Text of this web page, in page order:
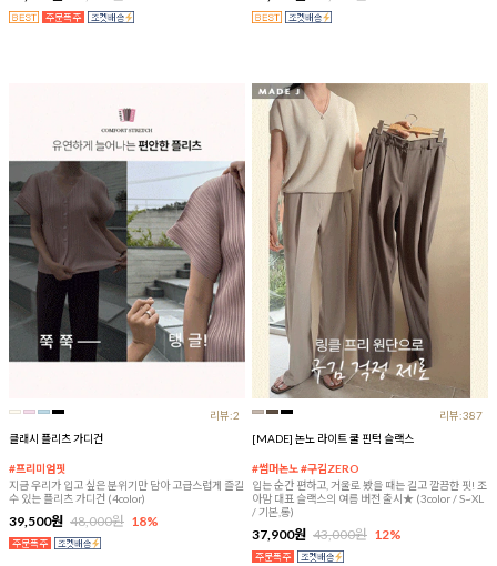
리뷰:2
클래시 플리츠 가디건
#프리미엄핏
지금 우리가 입고 싶은 분위기만 담아 고급스럽게 즐길
수 있는 플리츠 가디건 (4color)
39,500원 48,000원 18%
리뷰:387
[MADE] 논노 라이트 쿨 핀턱 슬랙스
#썸머논노 #구김ZERO
입는 순간 편하고, 거울로 봤을 때는 길고 깔끔한 핏! 조
아맘 대표 슬랙스의 여름 버전 출시★ (3color / S~XL
/ 기본,롱)
37,900원 43,000원 12%